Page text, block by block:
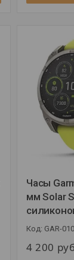
Часы
мм Solar
GAR-
4 200